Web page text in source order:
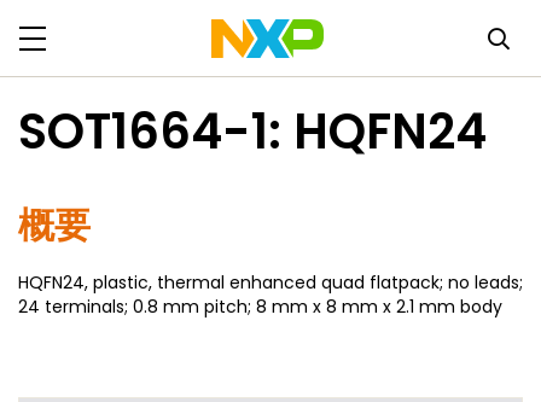
SOT1664-1: HQFN24
概要
HQFN24, plastic, thermal enhanced quad flatpack; no leads;
24 terminals; 0.8 mm pitch; 8 mm x 8 mm x 2.1 mm body